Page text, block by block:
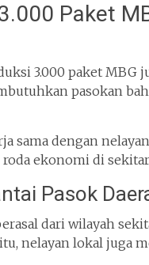
Paket
3.000 paket MBG
pasokan
sama dengan
ekonomi di
Pasok
dari wilayah
nelayan lokal juga